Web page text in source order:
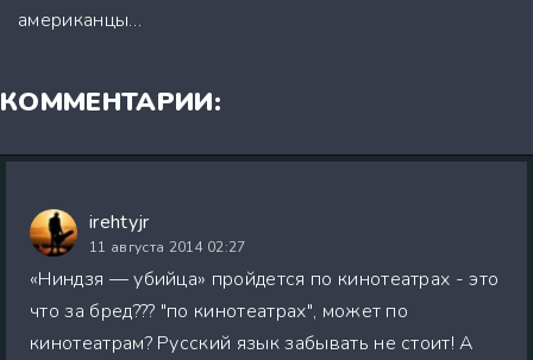
американцы…
КОММЕНТАРИИ:
irehtyjr
11 августа 2014 02:27
«Ниндзя — убийца» пройдется по кинотеатрах - это
что за бред??? "по кинотеатрах", может по
кинотеатрам? Русский язык забывать не стоит! А